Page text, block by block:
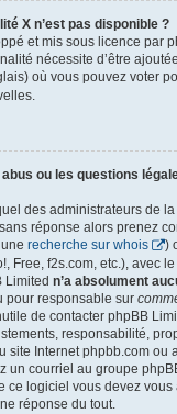
X n’est pas disponible ?
et mis sous licence par
nécessite d’être
où vous pouvez voter
ou les questions
des administrateurs de la
réponse alors prenez
recherche sur whois
)
Free, f2s.com, etc.), avec
Limited n’a absolument
pour responsable sur
de contacter phpBB
responsabilité,
site Internet phpbb.com ou
un courriel au groupe
ce logiciel vous devez
réponse du tout.